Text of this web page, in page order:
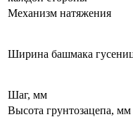
Механизм натяжения
Ширина башмака
Шаг, мм
Высота грунтозацепа, мм